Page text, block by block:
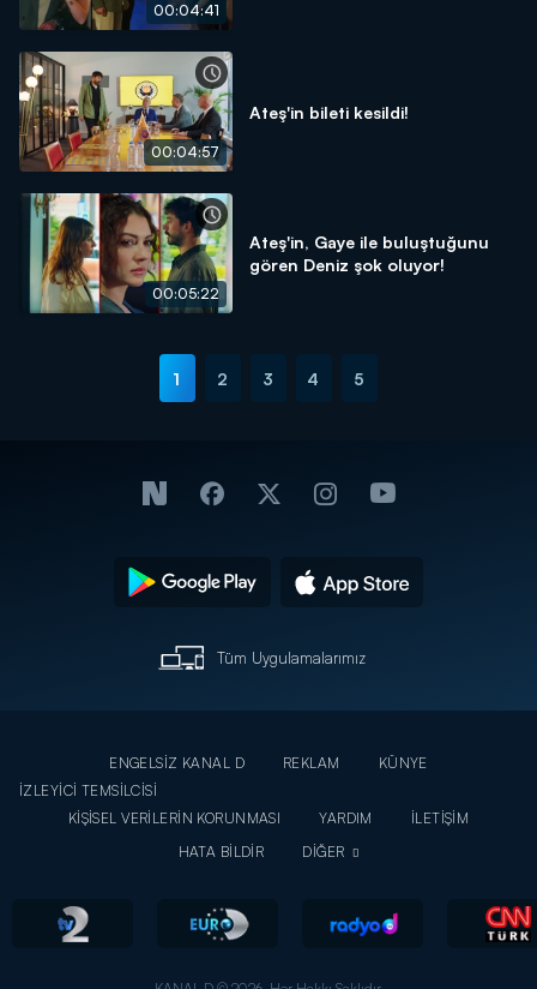
00:04:41
00:04:57
Ateş'in bileti kesildi!
00:05:22
Ateş'in, Gaye ile buluştuğunu
gören Deniz şok oluyor!
1 2 3 4 5
Tüm Uygulamalarımız
ENGELSİZ KANAL D REKLAM
KÜNYE
İZLEYİCİ TEMSİLCİSİ
KİŞİSEL VERİLERİN KORUNMASI
YARDIM
İLETİŞİM
HATA BİLDİR
DİĞER